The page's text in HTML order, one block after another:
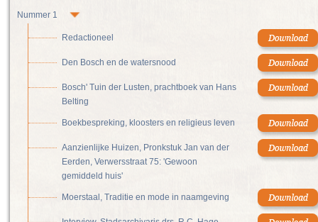
Nummer 1
Redactioneel
Den Bosch en de watersnood
Bosch' Tuin der Lusten, prachtboek van Hans
Belting
Boekbespreking, kloosters en religieus leven
Aanzienlijke Huizen, Pronkstuk Jan van der
Eerden, Verwersstraat 75: 'Gewoon
gemiddeld huis'
Moerstaal, Traditie en mode in naamgeving